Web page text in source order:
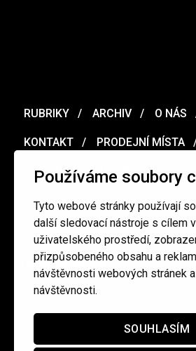
Používáme soubory
Tyto webové stránky používají
další sledovací nástroje s cílem
uživatelského prostředí,
přizpůsobeného obsahu a
návštěvnosti webových stránek
návštěvnosti.
SOUHLASÍM
RUBRIKY ARCHIV O NÁS
KONTAKT PRODEJNÍ MÍSTA
MERCH VOUCHER
Ochrana osobních údajů /
redakce@cinepur.cz